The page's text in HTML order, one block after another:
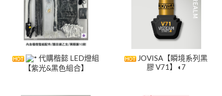
代購楷懿 LED燈組
【紫光&黑色組合】
JOVISA【瞬境系列黑
膠 V71】◖7